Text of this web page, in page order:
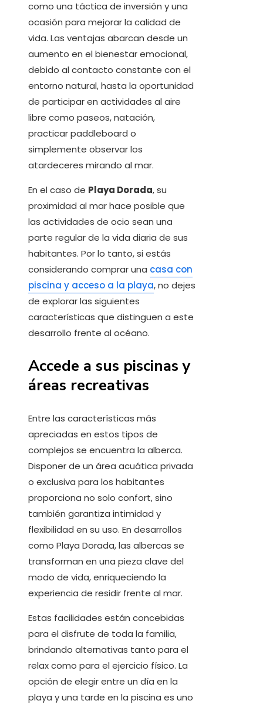
como una táctica de inversión y una
ocasión para mejorar la calidad de
vida. Las ventajas abarcan desde un
aumento en el bienestar emocional,
debido al contacto constante con el
entorno natural, hasta la oportunidad
de participar en actividades al aire
libre como paseos, natación,
practicar paddleboard o
simplemente observar los
atardeceres mirando al mar.
En el caso de Playa Dorada, su
proximidad al mar hace posible que
las actividades de ocio sean una
parte regular de la vida diaria de sus
habitantes. Por lo tanto, si estás
considerando comprar una casa con
piscina y acceso a la playa, no dejes
de explorar las siguientes
características que distinguen a este
desarrollo frente al océano.
Accede a sus piscinas y
áreas recreativas
Entre las características más
apreciadas en estos tipos de
complejos se encuentra la alberca.
Disponer de un área acuática privada
o exclusiva para los habitantes
proporciona no solo confort, sino
también garantiza intimidad y
flexibilidad en su uso. En desarrollos
como Playa Dorada, las albercas se
transforman en una pieza clave del
modo de vida, enriqueciendo la
experiencia de residir frente al mar.
Estas facilidades están concebidas
para el disfrute de toda la familia,
brindando alternativas tanto para el
relax como para el ejercicio físico. La
opción de elegir entre un día en la
playa y una tarde en la piscina es uno